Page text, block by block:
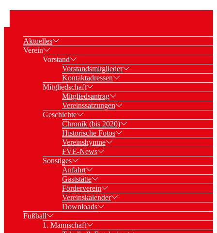
Aktuelles
Verein
Vorstand
Vorstandsmitglieder
Kontaktadressen
Mitgliedschaft
Mitgliedsantrag
Vereinssatzungen
Geschichte
Chronik (bis 2020)
Historische Fotos
Vereinshymne
FVE-News
Sonstiges
Anfahrt
Gaststätte
Förderverein
Vereinskalender
Downloads
Fußball
1. Mannschaft